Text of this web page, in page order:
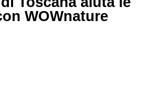
WOWnature